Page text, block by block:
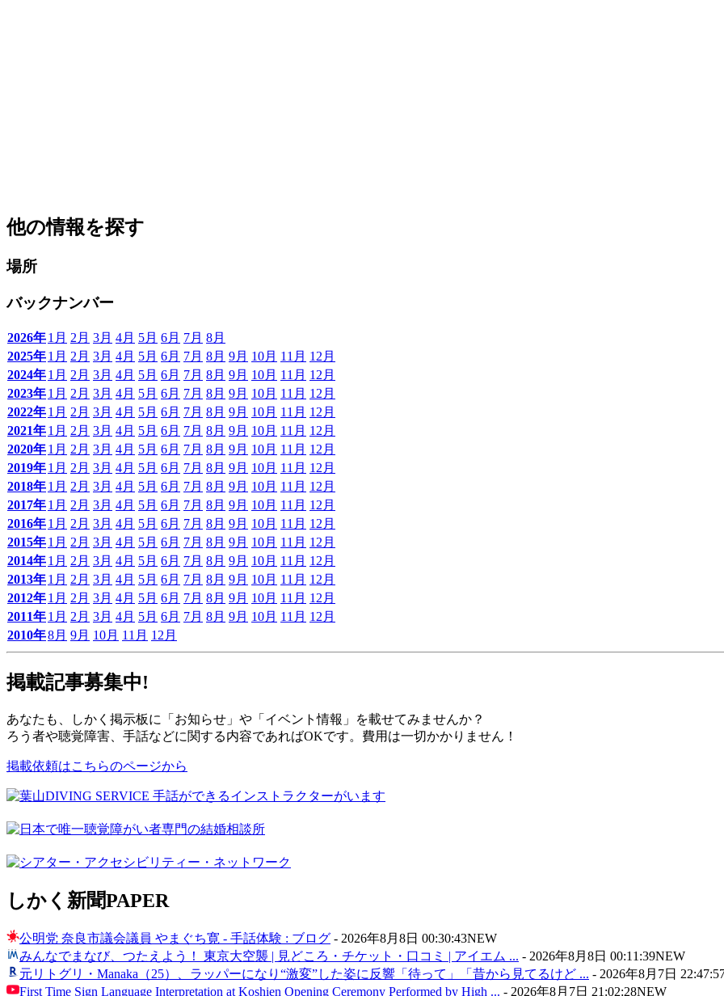
他の情報を探す
場所
バックナンバー
2026年1月 2月 3月 4月 5月 6月 7月 8月
2025年1月 2月 3月 4月 5月 6月 7月 8月 9月 10月 11月 12月
2024年1月 2月 3月 4月 5月 6月 7月 8月 9月 10月 11月 12月
2023年1月 2月 3月 4月 5月 6月 7月 8月 9月 10月 11月 12月
2022年1月 2月 3月 4月 5月 6月 7月 8月 9月 10月 11月 12月
2021年1月 2月 3月 4月 5月 6月 7月 8月 9月 10月 11月 12月
2020年1月 2月 3月 4月 5月 6月 7月 8月 9月 10月 11月 12月
2019年1月 2月 3月 4月 5月 6月 7月 8月 9月 10月 11月 12月
2018年1月 2月 3月 4月 5月 6月 7月 8月 9月 10月 11月 12月
2017年1月 2月 3月 4月 5月 6月 7月 8月 9月 10月 11月 12月
2016年1月 2月 3月 4月 5月 6月 7月 8月 9月 10月 11月 12月
2015年1月 2月 3月 4月 5月 6月 7月 8月 9月 10月 11月 12月
2014年1月 2月 3月 4月 5月 6月 7月 8月 9月 10月 11月 12月
2013年1月 2月 3月 4月 5月 6月 7月 8月 9月 10月 11月 12月
2012年1月 2月 3月 4月 5月 6月 7月 8月 9月 10月 11月 12月
2011年1月 2月 3月 4月 5月 6月 7月 8月 9月 10月 11月 12月
2010年8月 9月 10月 11月 12月
掲載記事募集中!
あなたも、しかく掲示板に「お知らせ」や「イベント情報」を載せてみませんか？
ろう者や聴覚障害、手話などに関する内容であればOKです。費用は一切かかりません！
掲載依頼はこちらのページから
しかく新聞PAPER
公明党 奈良市議会議員 やまぐち寛 - 手話体験 : ブログ - 2026年8月8日 00:30:43NEW
みんなでまなび、つたえよう！ 東京大空襲 | 見どころ・チケット・口コミ | アイエム ... - 2026年8月8日 00:11:39NEW
元リトグリ・Manaka（25）、ラッパーになり“激変”した姿に反響「待って」「昔から見てるけど ... - 2026年8月7日
First Time Sign Language Interpretation at Koshien Opening Ceremony Performed by High ... - 2026年8月7日 21:02:28NEW